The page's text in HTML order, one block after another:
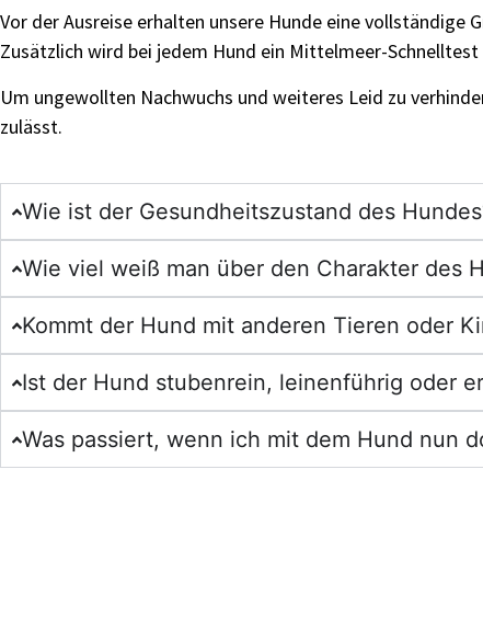
Vor der Ausreise erhalten unsere Hunde eine
Zusätzlich wird bei jedem Hund ein Mittelmeer-
Um ungewollten Nachwuchs und weiteres Leid zu
zulässt.
Wie ist der Gesundheitszustand des
Wie viel weiß man über den Charakter des
Kommt der Hund mit anderen Tieren oder
Ist der Hund stubenrein, leinenführig oder
Was passiert, wenn ich mit dem Hund nun